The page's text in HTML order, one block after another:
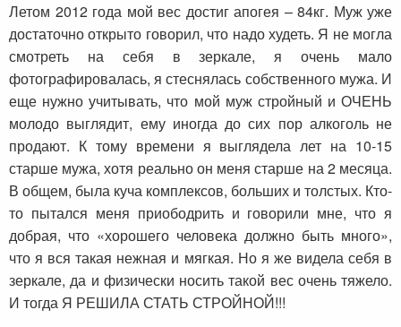
Летом 2012 года мой вес достиг апогея – 84кг. Муж уже
достаточно открыто говорил, что надо худеть. Я не могла
смотреть на себя в зеркале, я очень мало
фотографировалась, я стеснялась собственного мужа. И
еще нужно учитывать, что мой муж стройный и ОЧЕНЬ
молодо выглядит, ему иногда до сих пор алкоголь не
продают. К тому времени я выглядела лет на 10-15
старше мужа, хотя реально он меня старше на 2 месяца.
В общем, была куча комплексов, больших и толстых. Кто-
то пытался меня приободрить и говорили мне, что я
добрая, что «хорошего человека должно быть много»,
что я вся такая нежная и мягкая. Но я же видела себя в
зеркале, да и физически носить такой вес очень тяжело.
И тогда Я РЕШИЛА СТАТЬ СТРОЙНОЙ!!!